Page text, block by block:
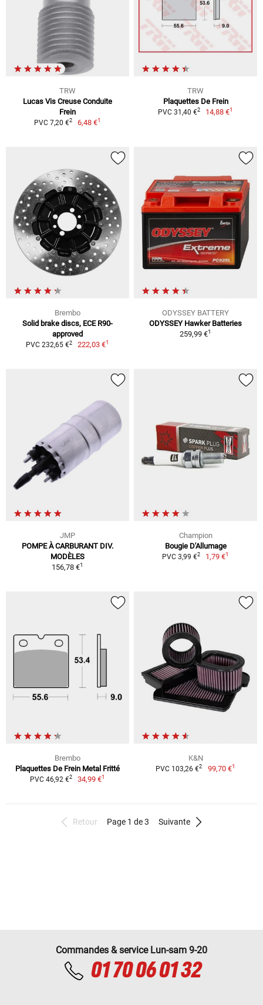
TRW
Lucas Vis Creuse Conduite
Frein
PVC 7,20 €2 6,48 €1
TRW
Plaquettes De Frein
PVC 31,40 €2 14,88 €1
Brembo
Solid brake discs, ECE R90-
approved
PVC 232,65 €2 222,03 €1
ODYSSEY BATTERY
ODYSSEY Hawker Batteries
259,99 €1
JMP
POMPE À CARBURANT DIV.
MODÈLES
156,78 €1
Champion
Bougie D'Allumage
PVC 3,99 €2 1,79 €1
Brembo
Plaquettes De Frein Metal Fritté
PVC 46,92 €2 34,99 €1
K&N
PVC 103,26 €2 99,70 €1
Retour Page 1 de 3 Suivante
Commandes & service Lun-sam 9-20
01 70 06 01 32